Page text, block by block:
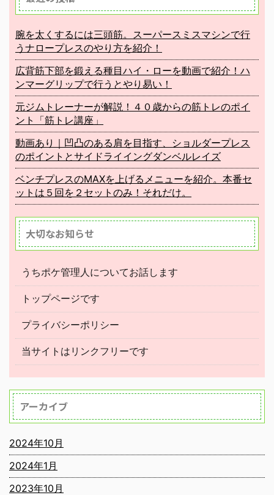
腕を太くするには三頭筋。スーパースミスマシンで行
うナロープレスのやり方を紹介！
広背筋下部を鍛える種目ハイ・ローを動画で紹介！ハ
ンマーグリップで行うとやり易い！
元ジムトレーナーが解説！４０歳からの筋トレのポイ
ント「筋トレ講座」
動画あり｜凹凸のある肩を目指す、ショルダープレス
のポイントとサイドライイングダンベルレイズ
ベンチプレスのMAXを上げるメニューを紹介。本番セ
ットは５回を２セットのみ！それだけ。
大切なお知らせ
うちポケ管理人についてお話します
トップページです
プライバシーポリシー
当サイトはリンクフリーです
アーカイブ
2024年10月
2024年1月
2023年10月